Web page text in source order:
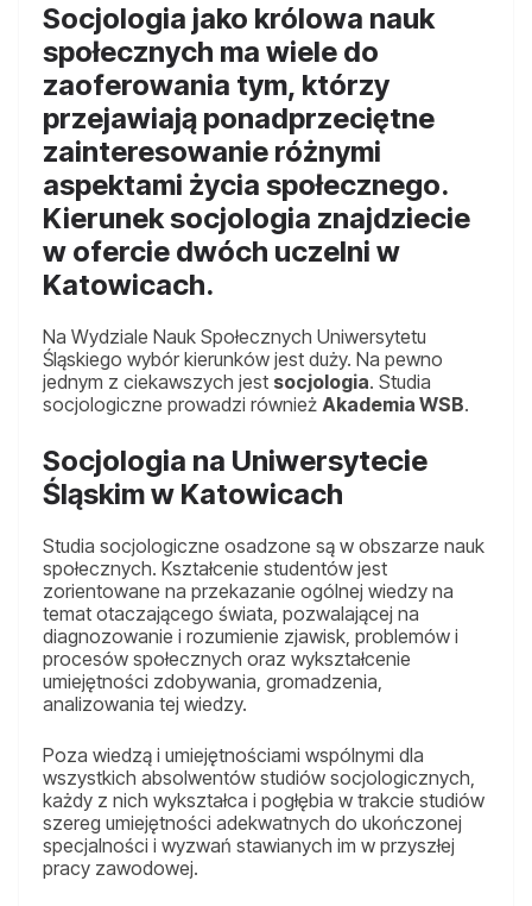
Socjologia jako królowa nauk
społecznych ma wiele do
zaoferowania tym, którzy
przejawiają ponadprzeciętne
zainteresowanie różnymi
aspektami życia społecznego.
Kierunek socjologia znajdziecie
w ofercie dwóch uczelni w
Katowicach.
Na Wydziale Nauk Społecznych Uniwersytetu
Śląskiego wybór kierunków jest duży. Na pewno
jednym z ciekawszych jest socjologia. Studia
socjologiczne prowadzi również Akademia WSB.
Socjologia na Uniwersytecie
Śląskim w Katowicach
Studia socjologiczne osadzone są w obszarze nauk
społecznych. Kształcenie studentów jest
zorientowane na przekazanie ogólnej wiedzy na
temat otaczającego świata, pozwalającej na
diagnozowanie i rozumienie zjawisk, problemów i
procesów społecznych oraz wykształcenie
umiejętności zdobywania, gromadzenia,
analizowania tej wiedzy.
Poza wiedzą i umiejętnościami wspólnymi dla
wszystkich absolwentów studiów socjologicznych,
każdy z nich wykształca i pogłębia w trakcie studiów
szereg umiejętności adekwatnych do ukończonej
specjalności i wyzwań stawianych im w przyszłej
pracy zawodowej.